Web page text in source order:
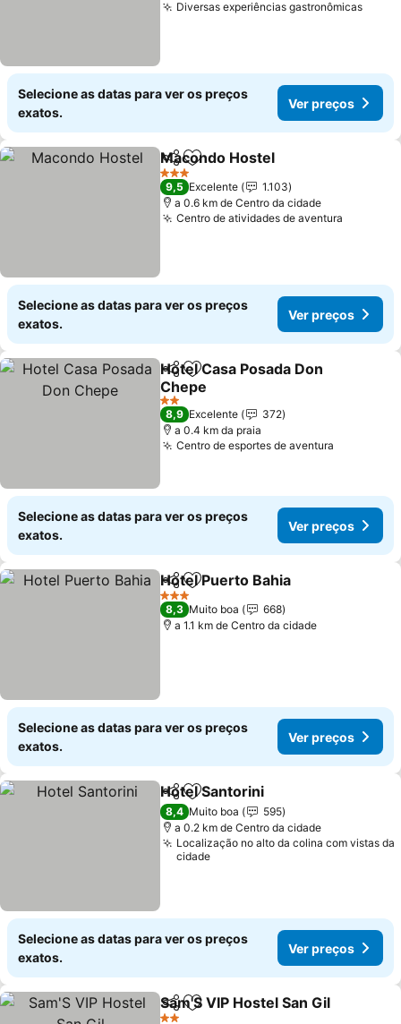
Diversas experiências gastronômicasVer
Selecione as datas para ver os preços
exatos.
Ver preços
PartilharAdicionar aos favoritos
Macondo Hostel
3 Estrelas
9,5 Excelente
1.103
a 0.6 km de Centro da cidade
Centro de atividades de aventura
Selecione as datas para ver os preços
exatos.
Ver preços
PartilharAdicionar aos favoritos
Hotel Casa Posada Don
Chepe
Ver preços
2 Estrelas
8,9 Excelente
372
a 0.4 km da praia
Centro de esportes de aventura
Selecione as datas para ver os preços
exatos.
Ver preços
PartilharAdicionar aos favoritos
Hotel Puerto Bahia
3 Estrelas
8,3 Muito boa
668
a 1.1 km de Centro da cidade
Selecione as datas para ver os preços
exatos.
Ver preços
PartilharAdicionar aos favoritos
Hotel Santorini
8,4 Muito boa
595
a 0.2 km de Centro da cidade
Localização no alto da colina com vistas da
cidade
Selecione as datas para ver os preços
exatos.
Ver preços
PartilharAdicionar aos favoritos
Sam'S VIP Hostel San Gil